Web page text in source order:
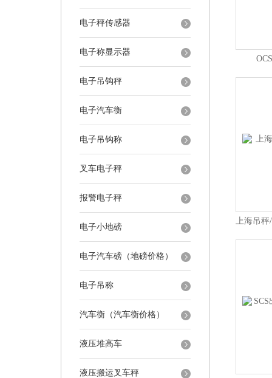
电子秤传感器
电子称显示器
电子吊钩秤
电子汽车衡
电子吊钩称
叉车电子秤
报警电子秤
电子小地磅
电子汽车磅（地磅价格）
电子吊称
汽车衡（汽车衡价格）
液压堆高车
液压搬运叉车秤